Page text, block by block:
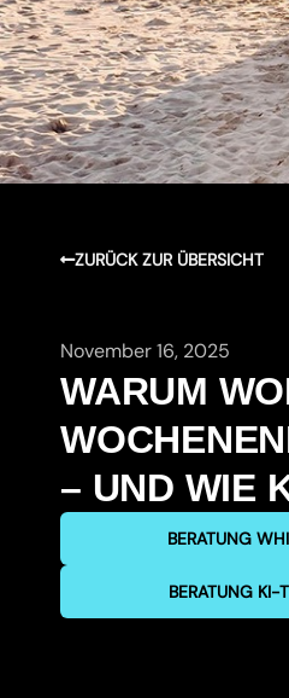
ZURÜCK ZUR ÜBERSICHT
November 16, 2025
WARUM
– UND WIE
BERATUNG
BERATUNG KI-